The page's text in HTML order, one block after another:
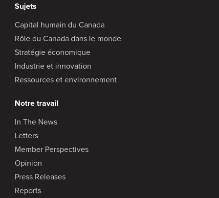
Sujets
Capital humain du Canada
Rôle du Canada dans le monde
Stratégie économique
Industrie et innovation
Ressources et environnement
Notre travail
In The News
Letters
Member Perspectives
Opinion
Press Releases
Reports